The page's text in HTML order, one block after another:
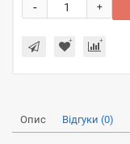
+
-
Опис Відгуки (0)